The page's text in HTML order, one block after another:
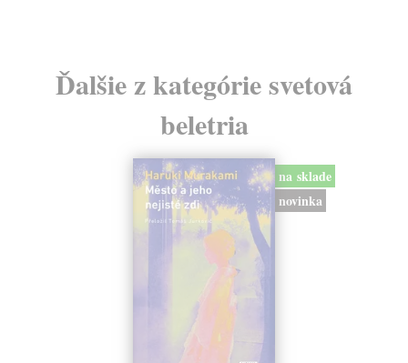
Ďalšie z kategórie svetová
beletria
na sklade
novinka